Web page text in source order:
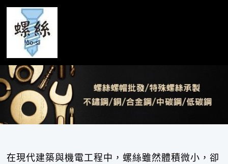
在現代建築與機電工程中，螺絲雖然體積微小，卻